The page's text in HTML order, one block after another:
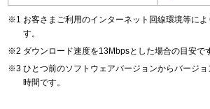
お客さまご利用のインターネット回線環境等に
す。
ダウンロード速度を13Mbpsとした場合の目安で
ひとつ前のソフトウェアバージョンからバージ
時間です。